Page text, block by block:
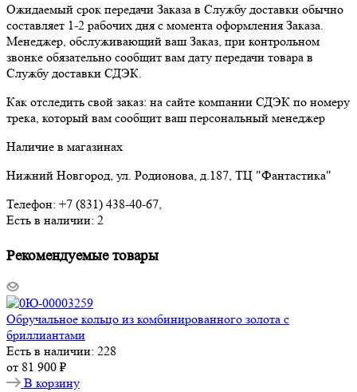
Ожидаемый срок передачи Заказа в Службу доставки обычно
составляет 1-2 рабочих дня с момента оформления Заказа.
Менеджер, обслуживающий ваш Заказ, при контрольном
звонке обязательно сообщит вам дату передачи товара в
Службу доставки СДЭК.
Как отследить свой заказ: на сайте компании СДЭК по номеру
трека, который вам сообщит ваш персональный менеджер
Наличие в магазинах
Нижний Новгород, ул. Родионова, д.187, ТЦ "Фантастика"
Телефон: +7 (831) 438-40-67,
Есть в наличии: 2
Рекомендуемые товары
Обручальное кольцо из комбинированного золота с
бриллиантами
Есть в наличии: 228
от 81 900 ₽
В корзину